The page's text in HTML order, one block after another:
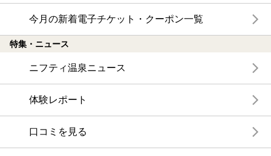
今月の新着電子チケット・クーポン一覧
特集・ニュース
ニフティ温泉ニュース
体験レポート
口コミを見る